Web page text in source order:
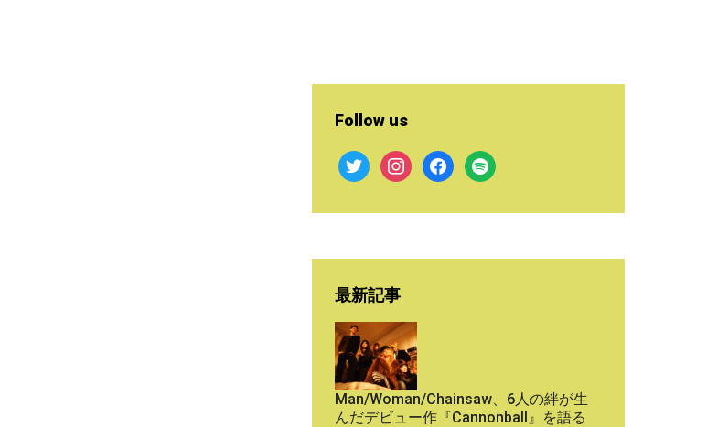
Follow us
twitter instagramfacebook
spotify
最新記事
Man/Woman/Chainsaw、6人の絆が生
んだデビュー作『Cannonball』を語る